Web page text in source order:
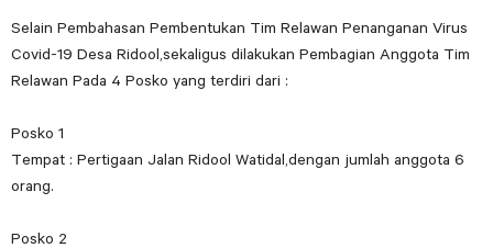
Selain Pembahasan Pembentukan Tim Relawan Penanganan Virus
Covid-19 Desa Ridool,sekaligus dilakukan Pembagian Anggota Tim
Relawan Pada 4 Posko yang terdiri dari :
Posko 1
Tempat : Pertigaan Jalan Ridool Watidal,dengan jumlah anggota 6
orang.
Posko 2